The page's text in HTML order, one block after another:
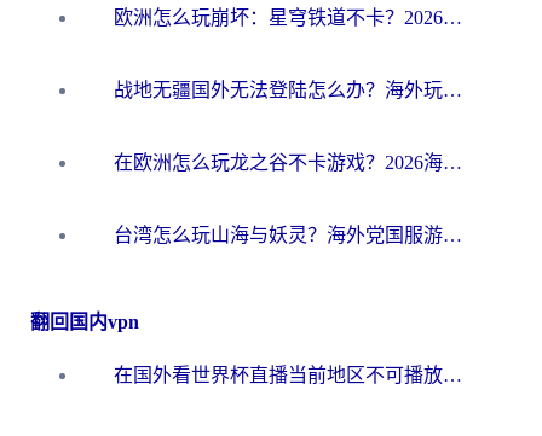
欧洲怎么玩崩坏：星穹铁道不卡？2026海外玩家国服游戏加速器终极攻略
战地无疆国外无法登陆怎么办？海外玩家国服畅玩终极指南（附欧服魔兽EVE加速方案）
在欧洲怎么玩龙之谷不卡游戏？2026海外党国服游戏加速全攻略
台湾怎么玩山海与妖灵？海外党国服游戏加速全攻略，告别延迟卡顿
翻回国内vpn
在国外看世界杯直播当前地区不可播放？海外党必看的回国加速全攻略